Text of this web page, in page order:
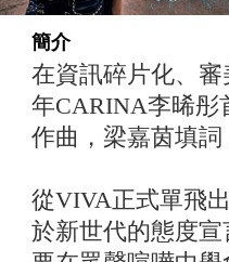
簡介
在資訊碎片化、
年CARINA李晞彤
作曲，梁嘉茵填
從VIVA正式單飛
於新世代的態度